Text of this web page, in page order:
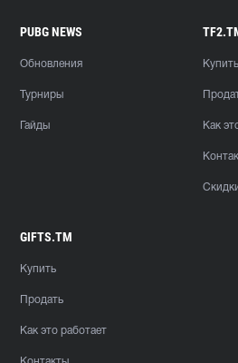
PUBG NEWS
Обновления
Турниры
Гайды
Купить
Как
GIFTS.TM
Купить
Продать
Как это работает